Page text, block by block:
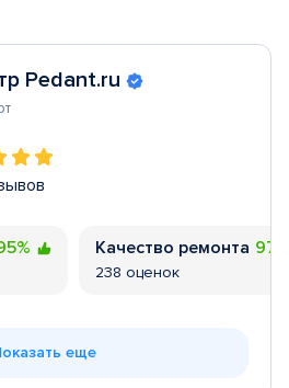
Pedant.ru
Качество ремонта
238 оценок
еще